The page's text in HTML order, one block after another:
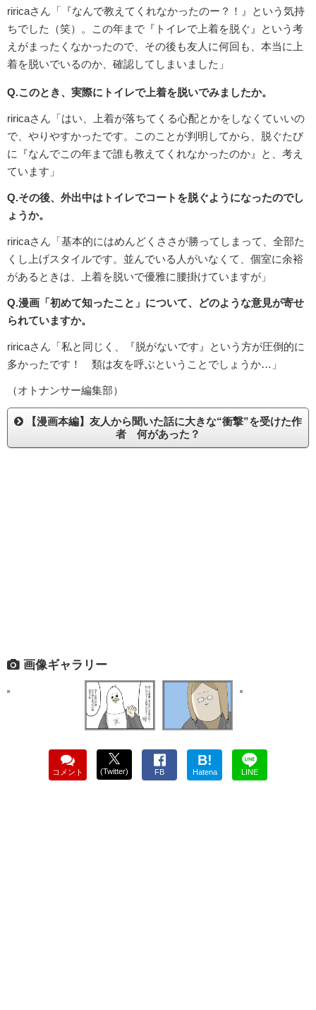
riricaさん「『なんで教えてくれなかったのー？！』という気持
ちでした（笑）。この年まで『トイレで上着を脱ぐ』という考
えがまったくなかったので、その後も友人に何回も、本当に上
着を脱いでいるのか、確認してしまいました」
Q.このとき、実際にトイレで上着を脱いでみましたか。
riricaさん「はい、上着が落ちてくる心配とかをしなくていいの
で、やりやすかったです。このことが判明してから、脱ぐたび
に『なんでこの年まで誰も教えてくれなかったのか』と、考え
ています」
Q.その後、外出中はトイレでコートを脱ぐようになったのでし
ょうか。
riricaさん「基本的にはめんどくささが勝ってしまって、全部た
くし上げスタイルです。並んでいる人がいなくて、個室に余裕
があるときは、上着を脱いで優雅に腰掛けていますが」
Q.漫画「初めて知ったこと」について、どのような意見が寄せ
られていますか。
riricaさん「私と同じく、『脱がないです』という方が圧倒的に
多かったです！ 類は友を呼ぶということでしょうか…」
（オトナンサー編集部）
【漫画本編】友人から聞いた話に大きな“衝撃”を受けた作
者 何があった？
画像ギャラリー
コメント (Twitter) FB
B!
Hatena LINE